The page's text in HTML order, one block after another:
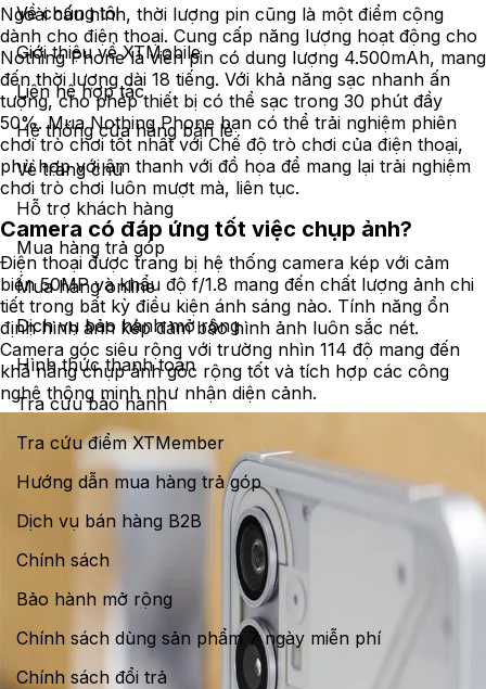
Ngoài cấu hình, thời lượng pin cũng là một điểm cộng
dành cho điện thoại. Cung cấp năng lượng hoạt động cho
Nothing Phone là viên pin có dung lượng 4.500mAh, mang
đến thời lượng dài 18 tiếng. Với khả năng sạc nhanh ấn
tượng, cho phép thiết bị có thể sạc trong 30 phút đầy
50%. Mua Nothing Phone bạn có thể trải nghiệm phiên
chơi trò chơi tốt nhất với Chế độ trò chơi của điện thoại,
phù hợp với âm thanh với đồ họa để mang lại trải nghiệm
chơi trò chơi luôn mượt mà, liên tục.
Camera có đáp ứng tốt việc chụp ảnh?
Điện thoại được trang bị hệ thống camera kép với cảm
biến 50MP và khẩu độ f/1.8 mang đến chất lượng ảnh chi
tiết trong bất kỳ điều kiện ánh sáng nào. Tính năng ổn
định hình ảnh kép đảm bảo hình ảnh luôn sắc nét.
Camera góc siêu rộng với trường nhìn 114 độ mang đến
khả năng chụp ảnh góc rộng tốt và tích hợp các công
nghệ thông minh như nhận diện cảnh.
Về chúng tôi
Giới thiệu về XTMobile
Liên hệ hợp tác
Hệ thống cửa hàng bán lẻ
Về trang chủ
Hỗ trợ khách hàng
Mua hàng trả góp
Mua hàng online
Dịch vụ bảo hành mở rộng
Hình thức thanh toán
Tra cứu bảo hành
Tra cứu điểm XTMember
Hướng dẫn mua hàng trả góp
Dịch vụ bán hàng B2B
Chính sách
Bảo hành mở rộng
Chính sách dùng sản phẩm 7 ngày miễn phí
Chính sách đổi trả